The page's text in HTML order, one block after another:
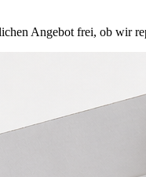
Angebot frei, ob wir